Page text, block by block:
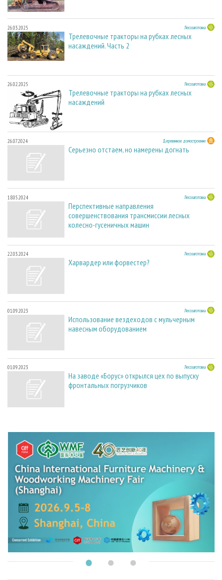
26.03.2025 Лесозаготовка
Трелевочные тракторы на рубках лесных
насаждений. Часть 2
26.02.2025 Лесозаготовка
Трелевочные тракторы на рубках лесных
насаждений
26.07.2024 Деревянное домостроение
Серьезно отстаем, но намерены догнать
18.05.2024 Лесозаготовка
Перспективные направления
совершенствования трансмиссии лесных
колесно-гусеничных машин
22.03.2024 Лесозаготовка
Харвардер или форвестер?
01.09.2023 Лесозаготовка
Использование вездеходов с мульчерным
навесным оборудованием
01.09.2023 Лесозаготовка
На заводе «Борус» открылся цех по выпуску
фронтальных погрузчиков